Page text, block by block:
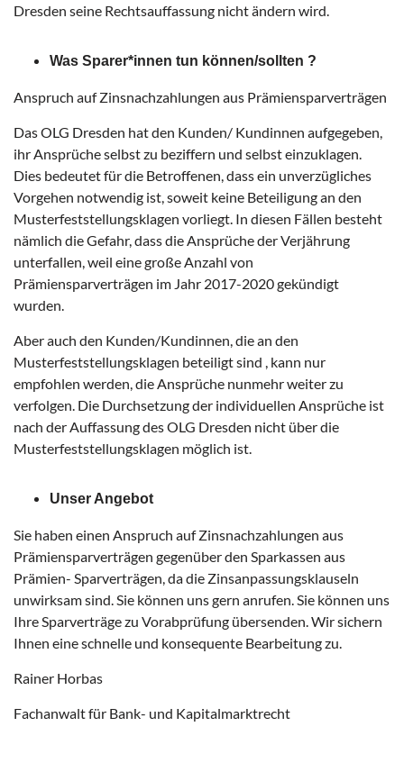
Dresden seine Rechtsauffassung nicht ändern wird.
Was Sparer*innen tun können/sollten ?
Anspruch auf Zinsnachzahlungen aus Prämiensparverträgen
Das OLG Dresden hat den Kunden/ Kundinnen aufgegeben,
ihr Ansprüche selbst zu beziffern und selbst einzuklagen.
Dies bedeutet für die Betroffenen, dass ein unverzügliches
Vorgehen notwendig ist, soweit keine Beteiligung an den
Musterfeststellungsklagen vorliegt. In diesen Fällen besteht
nämlich die Gefahr, dass die Ansprüche der Verjährung
unterfallen, weil eine große Anzahl von
Prämiensparverträgen im Jahr 2017-2020 gekündigt
wurden.
Aber auch den Kunden/Kundinnen, die an den
Musterfeststellungsklagen beteiligt sind , kann nur
empfohlen werden, die Ansprüche nunmehr weiter zu
verfolgen. Die Durchsetzung der individuellen Ansprüche ist
nach der Auffassung des OLG Dresden nicht über die
Musterfeststellungsklagen möglich ist.
Unser Angebot
Sie haben einen Anspruch auf Zinsnachzahlungen aus
Prämiensparverträgen gegenüber den Sparkassen aus
Prämien- Sparverträgen, da die Zinsanpassungsklauseln
unwirksam sind. Sie können uns gern anrufen. Sie können uns
Ihre Sparverträge zu Vorabprüfung übersenden. Wir sichern
Ihnen eine schnelle und konsequente Bearbeitung zu.
Rainer Horbas
Fachanwalt für Bank- und Kapitalmarktrecht